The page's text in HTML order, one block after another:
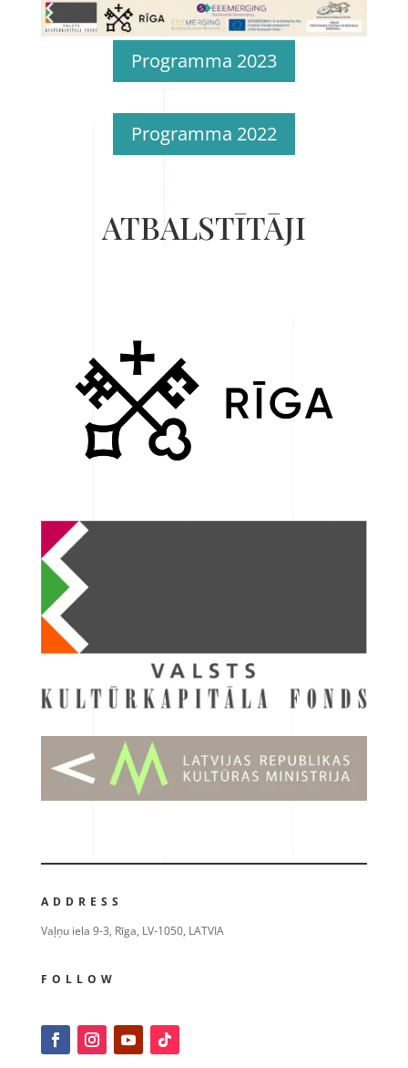
Programma 2023
Programma 2022
ATBALSTĪTĀJI
ADDRESS
Vaļņu iela 9-3, Rīga, LV-1050, LATVIA
FOLLOW